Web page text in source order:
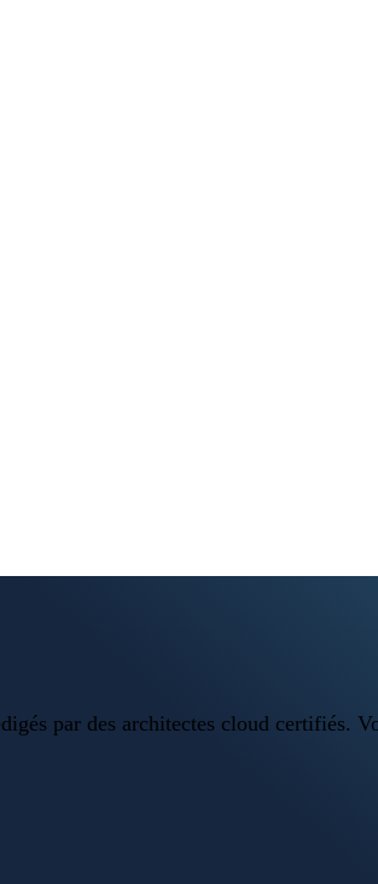
par des architectes cloud certifiés.